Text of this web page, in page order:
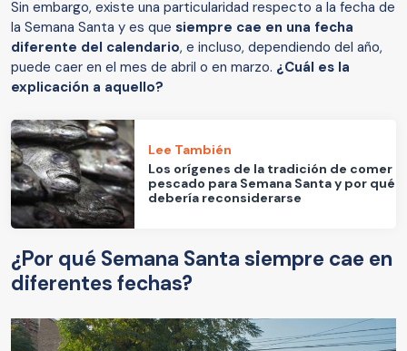
Sin embargo, existe una particularidad respecto a la fecha de
la Semana Santa y es que siempre cae en una fecha
diferente del calendario, e incluso, dependiendo del año,
puede caer en el mes de abril o en marzo. ¿Cuál es la
explicación a aquello?
Lee También
Los orígenes de la tradición de comer
pescado para Semana Santa y por qué
debería reconsiderarse
¿Por qué Semana Santa siempre cae en
diferentes fechas?